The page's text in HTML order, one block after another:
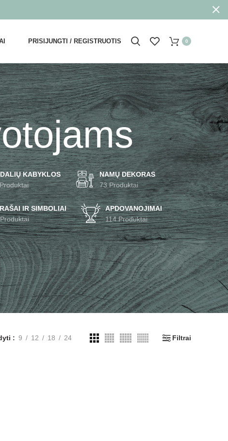
PRISIJUNGTI / REGISTRUOTIS 0
KABYKLOS
NAMŲ DEKORAS
73 Produktai
IR SIMBOLIAI
APDOVANOJIMAI
114 Produktai
9 12 18 24 Filtrai